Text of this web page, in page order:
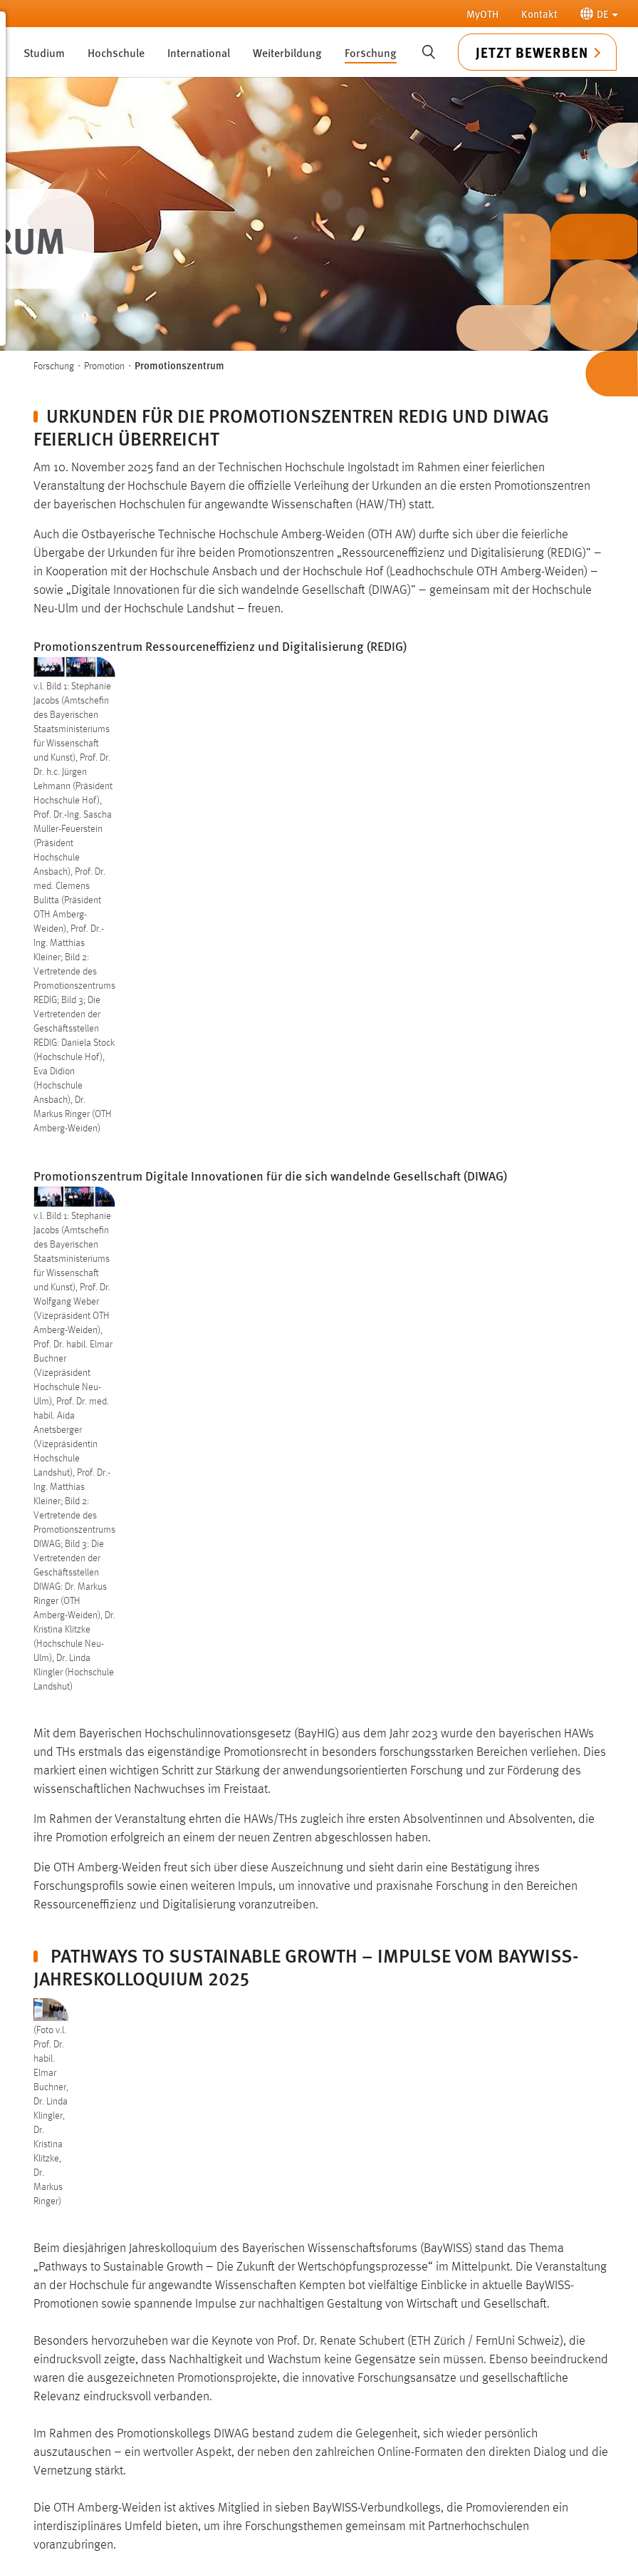
MyOTH Kontakt DE
Studium Hochschule International Weiterbildung Forschung SUCHE JETZT BEWERBEN
Sie sind hier:
Forschung Promotion Promotionszentrum
URKUNDEN FÜR DIE PROMOTIONSZENTREN REDIG UND DIWAG
FEIERLICH ÜBERREICHT
v.l. Bild 1: Stephanie
Jacobs (Amtschefin
des Bayerischen
Staatsministeriums
für Wissenschaft
und Kunst), Prof. Dr.
Dr. h.c. Jürgen
Lehmann (Präsident
Hochschule Hof),
Prof. Dr.-Ing. Sascha
Müller-Feuerstein
(Präsident
Hochschule
Ansbach), Prof. Dr.
med. Clemens
Bulitta (Präsident
OTH Amberg-
Weiden), Prof. Dr.-
Ing. Matthias
Kleiner; Bild 2:
Vertretende des
Promotionszentrums
REDIG; Bild 3; Die
Vertretenden der
Geschäftsstellen
REDIG: Daniela Stock
(Hochschule Hof),
Eva Didion
(Hochschule
Ansbach), Dr.
Markus Ringer (OTH
Amberg-Weiden)
Am 10. November 2025 fand an der Technischen Hochschule Ingolstadt im Rahmen einer feierlichen
Veranstaltung der Hochschule Bayern die offizielle Verleihung der Urkunden an die ersten Promotionszentren
der bayerischen Hochschulen für angewandte Wissenschaften (HAW/TH) statt.
Auch die Ostbayerische Technische Hochschule Amberg-Weiden (OTH AW) durfte sich über die feierliche
Übergabe der Urkunden für ihre beiden Promotionszentren „Ressourceneffizienz und Digitalisierung (REDIG)” –
in Kooperation mit der Hochschule Ansbach und der Hochschule Hof (Leadhochschule OTH Amberg-Weiden) –
sowie „Digitale Innovationen für die sich wandelnde Gesellschaft (DIWAG)” – gemeinsam mit der Hochschule
Neu-Ulm und der Hochschule Landshut – freuen.
Promotionszentrum Ressourceneffizienz und Digitalisierung (REDIG)
v.l. Bild 1: Stephanie
Jacobs (Amtschefin
des Bayerischen
Staatsministeriums
für Wissenschaft
und Kunst), Prof. Dr.
Wolfgang Weber
(Vizepräsident OTH
Amberg-Weiden),
Prof. Dr. habil. Elmar
Buchner
(Vizepräsident
Hochschule Neu-
Ulm), Prof. Dr. med.
habil. Aida
Anetsberger
(Vizepräsidentin
Hochschule
Landshut), Prof. Dr.-
Ing. Matthias
Kleiner; Bild 2:
Vertretende des
Promotionszentrums
DIWAG; Bild 3: Die
Vertretenden der
Geschäftsstellen
DIWAG: Dr. Markus
Ringer (OTH
Amberg-Weiden), Dr.
Kristina Klitzke
(Hochschule Neu-
Ulm), Dr. Linda
Klingler (Hochschule
Landshut)
Promotionszentrum Digitale Innovationen für die sich wandelnde Gesellschaft (DIWAG)
Mit dem Bayerischen Hochschulinnovationsgesetz (BayHIG) aus dem Jahr 2023 wurde den bayerischen HAWs
und THs erstmals das eigenständige Promotionsrecht in besonders forschungsstarken Bereichen verliehen. Dies
markiert einen wichtigen Schritt zur Stärkung der anwendungsorientierten Forschung und zur Förderung des
wissenschaftlichen Nachwuchses im Freistaat.
Im Rahmen der Veranstaltung ehrten die HAWs/THs zugleich ihre ersten Absolventinnen und Absolventen, die
ihre Promotion erfolgreich an einem der neuen Zentren abgeschlossen haben.
Die OTH Amberg-Weiden freut sich über diese Auszeichnung und sieht darin eine Bestätigung ihres
Forschungsprofils sowie einen weiteren Impuls, um innovative und praxisnahe Forschung in den Bereichen
Ressourceneffizienz und Digitalisierung voranzutreiben.
PATHWAYS TO SUSTAINABLE GROWTH – IMPULSE VOM BAYWISS-
JAHRESKOLLOQUIUM 2025
(Foto v.l.
Prof. Dr.
habil.
Elmar
Buchner,
Dr. Linda
Klingler,
Dr.
Kristina
Klitzke,
Dr.
Markus
Ringer)
Beim diesjährigen Jahreskolloquium des Bayerischen Wissenschaftsforums (BayWISS) stand das Thema
„Pathways to Sustainable Growth – Die Zukunft der Wertschöpfungsprozesse“ im Mittelpunkt. Die Veranstaltung
an der Hochschule für angewandte Wissenschaften Kempten bot vielfältige Einblicke in aktuelle BayWISS-
Promotionen sowie spannende Impulse zur nachhaltigen Gestaltung von Wirtschaft und Gesellschaft.
Besonders hervorzuheben war die Keynote von Prof. Dr. Renate Schubert (ETH Zürich / FernUni Schweiz), die
eindrucksvoll zeigte, dass Nachhaltigkeit und Wachstum keine Gegensätze sein müssen. Ebenso beeindruckend
waren die ausgezeichneten Promotionsprojekte, die innovative Forschungsansätze und gesellschaftliche
Relevanz eindrucksvoll verbanden.
Im Rahmen des Promotionskollegs DIWAG bestand zudem die Gelegenheit, sich wieder persönlich
auszutauschen – ein wertvoller Aspekt, der neben den zahlreichen Online-Formaten den direkten Dialog und die
Vernetzung stärkt.
Die OTH Amberg-Weiden ist aktives Mitglied in sieben BayWISS-Verbundkollegs, die Promovierenden ein
interdisziplinäres Umfeld bieten, um ihre Forschungsthemen gemeinsam mit Partnerhochschulen
voranzubringen.